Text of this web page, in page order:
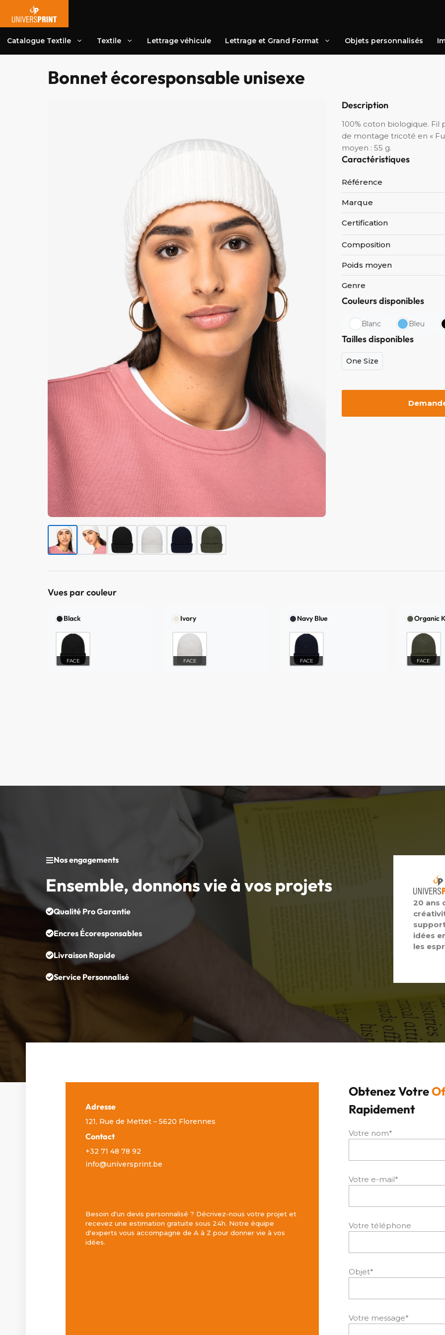
contenu
Catalogue Textile Textile Lettrage véhicule Lettrage et Grand Format Objets personnalisés
Bonnet écoresponsable unisexe
Description
100% coton biologique. Fil
de montage tricoté en «
moyen : 55 g.
Caractéristiques
Référence
Marque
Certification
Composition
Poids moyen
Genre
Couleurs disponibles
Blanc Bleu
Tailles disponibles
One Size
Vues par couleur
Black
FACE
Ivory
FACE
Navy Blue
FACE
Organic
FACE
Nos engagements
Ensemble, donnons vie à vosprojets
Qualité Pro Garantie
Encres Écoresponsables
Livraison Rapide
Service Personnalisé
20 ans
idées
les
Adresse
121, Rue de Mettet – 5620 Florennes
Contact
+32 71 48 78 92
info@universprint.be
Besoin d'un devis personnalisé ? Décrivez-nous votre projet et
recevez une estimation gratuite sous 24h. Notre équipe
d'experts vous accompagne de A à Z pour donner vie à vos
idées.
Obtenez Votre
Rapidement
Votre nom*
Votre e-mail*
Votre téléphone
Objet*
Votre message*